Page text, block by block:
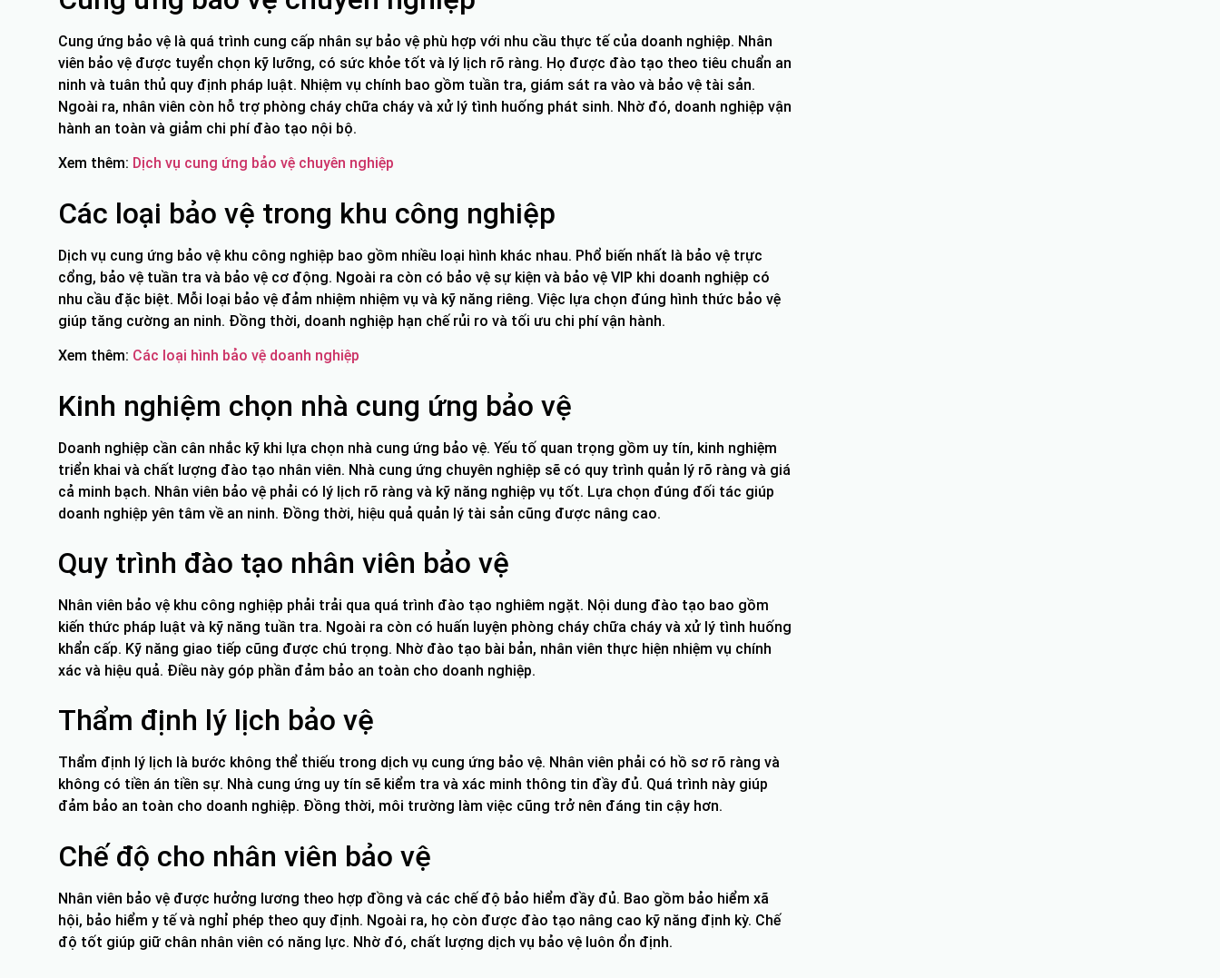
Cung ứng bảo vệ là quá trình cung cấp nhân sự bảo vệ phù hợp với nhu cầu thực tế của doanh nghiệp. Nhân
viên bảo vệ được tuyển chọn kỹ lưỡng, có sức khỏe tốt và lý lịch rõ ràng. Họ được đào tạo theo tiêu chuẩn an
ninh và tuân thủ quy định pháp luật. Nhiệm vụ chính bao gồm tuần tra, giám sát ra vào và bảo vệ tài sản.
Ngoài ra, nhân viên còn hỗ trợ phòng cháy chữa cháy và xử lý tình huống phát sinh. Nhờ đó, doanh nghiệp vận
hành an toàn và giảm chi phí đào tạo nội bộ.
Xem thêm: Dịch vụ cung ứng bảo vệ chuyên nghiệp
Các loại bảo vệ trong khu công nghiệp
Dịch vụ cung ứng bảo vệ khu công nghiệp bao gồm nhiều loại hình khác nhau. Phổ biến nhất là bảo vệ trực
cổng, bảo vệ tuần tra và bảo vệ cơ động. Ngoài ra còn có bảo vệ sự kiện và bảo vệ VIP khi doanh nghiệp có
nhu cầu đặc biệt. Mỗi loại bảo vệ đảm nhiệm nhiệm vụ và kỹ năng riêng. Việc lựa chọn đúng hình thức bảo vệ
giúp tăng cường an ninh. Đồng thời, doanh nghiệp hạn chế rủi ro và tối ưu chi phí vận hành.
Xem thêm: Các loại hình bảo vệ doanh nghiệp
Kinh nghiệm chọn nhà cung ứng bảo vệ
Doanh nghiệp cần cân nhắc kỹ khi lựa chọn nhà cung ứng bảo vệ. Yếu tố quan trọng gồm uy tín, kinh nghiệm
triển khai và chất lượng đào tạo nhân viên. Nhà cung ứng chuyên nghiệp sẽ có quy trình quản lý rõ ràng và giá
cả minh bạch. Nhân viên bảo vệ phải có lý lịch rõ ràng và kỹ năng nghiệp vụ tốt. Lựa chọn đúng đối tác giúp
doanh nghiệp yên tâm về an ninh. Đồng thời, hiệu quả quản lý tài sản cũng được nâng cao.
Quy trình đào tạo nhân viên bảo vệ
Nhân viên bảo vệ khu công nghiệp phải trải qua quá trình đào tạo nghiêm ngặt. Nội dung đào tạo bao gồm
kiến thức pháp luật và kỹ năng tuần tra. Ngoài ra còn có huấn luyện phòng cháy chữa cháy và xử lý tình huống
khẩn cấp. Kỹ năng giao tiếp cũng được chú trọng. Nhờ đào tạo bài bản, nhân viên thực hiện nhiệm vụ chính
xác và hiệu quả. Điều này góp phần đảm bảo an toàn cho doanh nghiệp.
Thẩm định lý lịch bảo vệ
Thẩm định lý lịch là bước không thể thiếu trong dịch vụ cung ứng bảo vệ. Nhân viên phải có hồ sơ rõ ràng và
không có tiền án tiền sự. Nhà cung ứng uy tín sẽ kiểm tra và xác minh thông tin đầy đủ. Quá trình này giúp
đảm bảo an toàn cho doanh nghiệp. Đồng thời, môi trường làm việc cũng trở nên đáng tin cậy hơn.
Chế độ cho nhân viên bảo vệ
Nhân viên bảo vệ được hưởng lương theo hợp đồng và các chế độ bảo hiểm đầy đủ. Bao gồm bảo hiểm xã
hội, bảo hiểm y tế và nghỉ phép theo quy định. Ngoài ra, họ còn được đào tạo nâng cao kỹ năng định kỳ. Chế
độ tốt giúp giữ chân nhân viên có năng lực. Nhờ đó, chất lượng dịch vụ bảo vệ luôn ổn định.